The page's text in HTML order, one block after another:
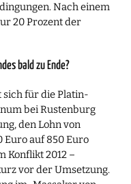
Nach einem
20 Prozent der
bald zu Ende?
sich für die Platin-
bei Rustenburg
den Lohn von
auf 850 Euro
Konflikt 2012 –
vor der Umsetzung.